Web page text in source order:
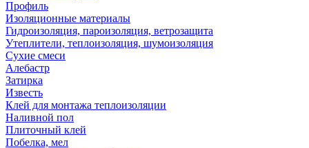
Профиль
Изоляционные материалы
Гидроизоляция, пароизоляция, ветрозащита
Утеплители, теплоизоляция, шумоизоляция
Сухие смеси
Алебастр
Затирка
Известь
Клей для монтажа теплоизоляции
Наливной пол
Плиточный клей
Побелка, мел